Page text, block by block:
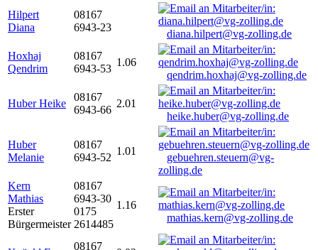
Hilpert
Diana
08167
6943-23
diana.hilpert@vg-zolling.de
Hoxhaj
Qendrim
08167
6943-53
1.06
qendrim.hoxhaj@vg-zolling.de
Huber Heike
08167
6943-66
2.01
heike.huber@vg-zolling.de
Huber
Melanie
08167
6943-52
1.01
gebuehren.steuern@vg-
zolling.de
Kern
Mathias
Erster
Bürgermeister
08167
6943-30
0175
2614485
1.16
mathias.kern@vg-zolling.de
08167